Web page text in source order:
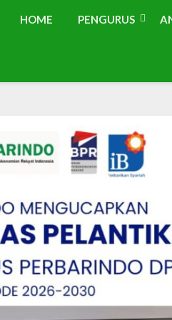
HOME PENGURUS